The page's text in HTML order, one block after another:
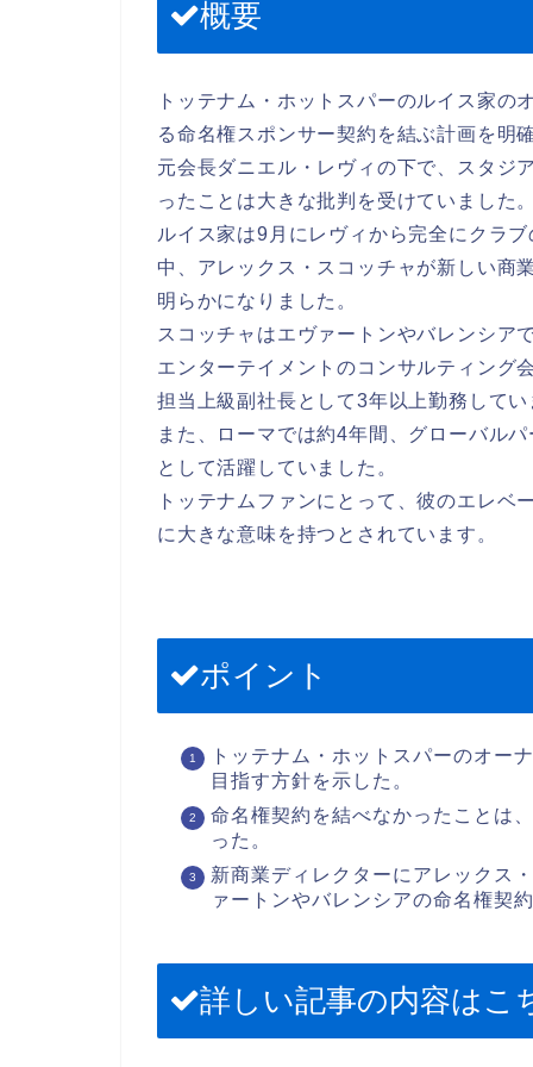
概要
トッテナム・ホットスパーのルイス家
る命名権スポンサー契約を結ぶ計画を明
元会長ダニエル・レヴィの下で、スタジ
ったことは大きな批判を受けていました
ルイス家は9月にレヴィから完全にクラ
中、アレックス・スコッチャが新しい商
明らかになりました。
スコッチャはエヴァートンやバレンシア
エンターテイメントのコンサルティング
担当上級副社長として3年以上勤務して
また、ローマでは約4年間、グローバル
として活躍していました。
トッテナムファンにとって、彼のエレベ
に大きな意味を持つとされています。
ポイント
トッテナム・ホットスパーのオー
目指す方針を示した。
命名権契約を結べなかったことは
った。
新商業ディレクターにアレックス
ァートンやバレンシアの命名権契
詳しい記事の内容はこ